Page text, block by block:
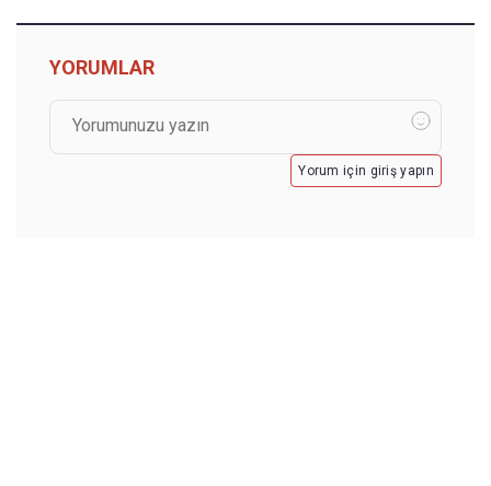
YORUMLAR
Yorum için giriş yapın